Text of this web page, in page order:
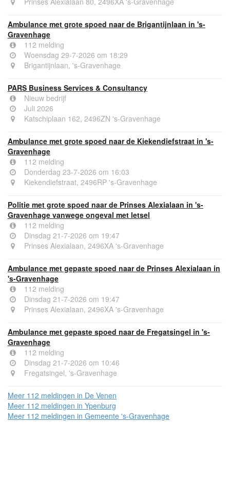
Ambulance met grote spoed naar de Brigantijnlaan in 's-
Gravenhage
112 melding
Woensdag 29-7-2026 om 18:29
Brigantijnlaan, 's-Gravenhage
PARS Business Services & Consultancy
Nieuw bedrijf
Juli 2026
Katschiplaan 162, 2496ZN 's-Gravenhage
Ambulance met grote spoed naar de Kiekendiefstraat in 's-
Gravenhage
112 melding
Donderdag 23-7-2026 om 16:03
Kiekendiefstraat, 2496RP 's-Gravenhage
Politie met grote spoed naar de Prinses Alexialaan in 's-
Gravenhage vanwege ongeval met letsel
112 melding
Dinsdag 21-7-2026 om 19:47
Prinses Alexialaan, 2496XA 's-Gravenhage
Ambulance met gepaste spoed naar de Prinses Alexialaan in
's-Gravenhage
112 melding
Dinsdag 21-7-2026 om 19:47
Prinses Alexialaan, 2496XA 's-Gravenhage
Ambulance met gepaste spoed naar de Fregatsingel in 's-
Gravenhage
112 melding
Dinsdag 21-7-2026 om 10:46
Fregatsingel, 's-Gravenhage
Meer 112 meldingen in De Venen
Meer 112 meldingen in Ypenburg
Meer 112 meldingen in Gemeente 's-Gravenhage